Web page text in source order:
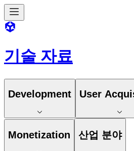
기술 자료
Development User
Monetization 산업 분야